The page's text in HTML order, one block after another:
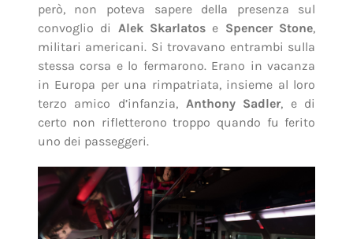
però, non poteva sapere della presenza sul
convoglio di Alek Skarlatos e Spencer Stone,
militari americani. Si trovavano entrambi sulla
stessa corsa e lo fermarono. Erano in vacanza
in Europa per una rimpatriata, insieme al loro
terzo amico d’infanzia, Anthony Sadler, e di
certo non rifletterono troppo quando fu ferito
uno dei passeggeri.